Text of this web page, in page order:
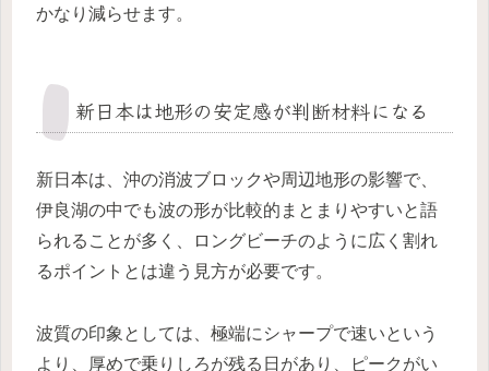
かなり減らせます。
新日本は地形の安定感が判断材料になる
新日本は、沖の消波ブロックや周辺地形の影響で、
伊良湖の中でも波の形が比較的まとまりやすいと語
られることが多く、ロングビーチのように広く割れ
るポイントとは違う見方が必要です。
波質の印象としては、極端にシャープで速いという
より、厚めで乗りしろが残る日があり、ピークがい